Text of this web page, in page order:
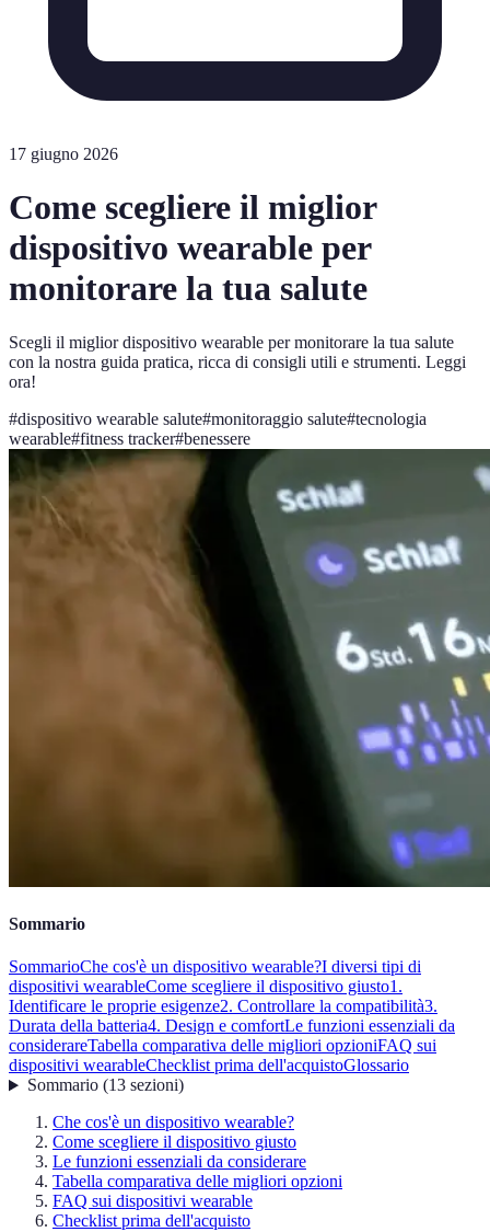
17 giugno 2026
Come scegliere il miglior
dispositivo wearable per
monitorare la tua salute
Scegli il miglior dispositivo wearable per monitorare la tua salute
con la nostra guida pratica, ricca di consigli utili e strumenti. Leggi
ora!
#dispositivo wearable salute#monitoraggio salute#tecnologia
wearable#fitness tracker#benessere
Sommario
SommarioChe cos'è un dispositivo wearable?I diversi tipi di
dispositivi wearableCome scegliere il dispositivo giusto1.
Identificare le proprie esigenze2. Controllare la compatibilità3.
Durata della batteria4. Design e comfortLe funzioni essenziali da
considerareTabella comparativa delle migliori opzioniFAQ sui
dispositivi wearableChecklist prima dell'acquistoGlossario
Sommario(13 sezioni)
Che cos'è un dispositivo wearable?
Come scegliere il dispositivo giusto
Le funzioni essenziali da considerare
Tabella comparativa delle migliori opzioni
FAQ sui dispositivi wearable
Checklist prima dell'acquisto